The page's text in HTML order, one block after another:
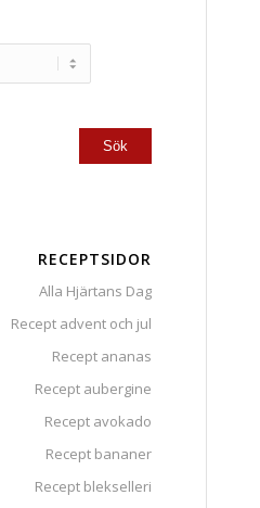
RECEPTSIDOR
Alla Hjärtans Dag
Recept advent och jul
Recept ananas
Recept aubergine
Recept avokado
Recept bananer
Recept blekselleri